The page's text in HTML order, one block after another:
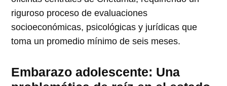
riguroso proceso de evaluaciones
socioeconómicas, psicológicas y jurídicas que
toma un promedio mínimo de seis meses.
Embarazo adolescente: Una